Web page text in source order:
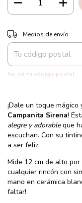
Entregas para el CP:
Medios de envío
No sé mi código postal
¡Dale un toque
Campanita Sirena!
alegre y adorableque
escuchan. Con su
a ser feliz.
Mide 12 cm de alto
cualquier rincón con
mano en cerámica
faltar!